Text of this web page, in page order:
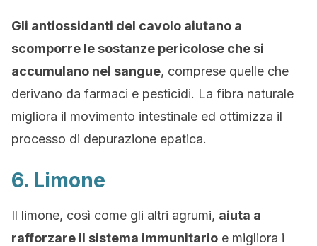
Gli antiossidanti del cavolo aiutano a
scomporre le sostanze pericolose che si
accumulano nel sangue, comprese quelle che
derivano da farmaci e pesticidi. La fibra naturale
migliora il movimento intestinale ed ottimizza il
processo di depurazione epatica.
6. Limone
Il limone, così come gli altri agrumi, aiuta a
rafforzare il sistema immunitario e migliora i